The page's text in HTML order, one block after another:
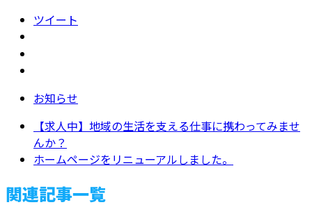
ツイート
お知らせ
【求人中】地域の生活を支える仕事に携わってみませ
んか？
ホームページをリニューアルしました。
関連記事一覧